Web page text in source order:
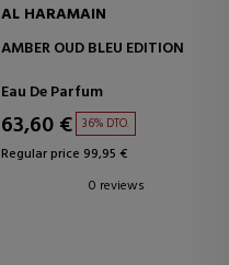
AL HARAMAIN
AMBER OUD BLEU EDITION
Eau De Parfum
63,60 € 36% DTO.
Regular price 99,95 €
0 reviews